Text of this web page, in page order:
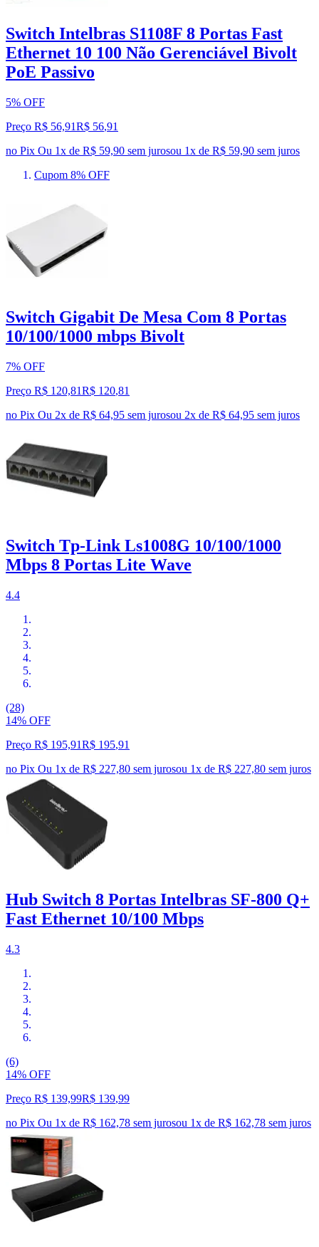
Switch Intelbras S1108F 8 Portas Fast
Ethernet 10 100 Não Gerenciável Bivolt
PoE Passivo
5% OFF
Preço R$ 56,91R$ 56,91
no Pix Ou 1x de R$ 59,90 sem jurosou 1x de R$ 59,90 sem juros
Cupom 8% OFF
Switch Gigabit De Mesa Com 8 Portas
10/100/1000 mbps Bivolt
7% OFF
Preço R$ 120,81R$ 120,81
no Pix Ou 2x de R$ 64,95 sem jurosou 2x de R$ 64,95 sem juros
Switch Tp-Link Ls1008G 10/100/1000
Mbps 8 Portas Lite Wave
4.4
(28)
14% OFF
Preço R$ 195,91R$ 195,91
no Pix Ou 1x de R$ 227,80 sem jurosou 1x de R$ 227,80 sem juros
Hub Switch 8 Portas Intelbras SF-800 Q+
Fast Ethernet 10/100 Mbps
4.3
(6)
14% OFF
Preço R$ 139,99R$ 139,99
no Pix Ou 1x de R$ 162,78 sem jurosou 1x de R$ 162,78 sem juros